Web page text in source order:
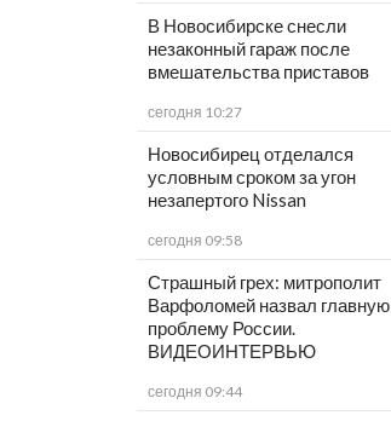
В Новосибирске снесли
незаконный гараж после
вмешательства приставов
сегодня 10:27
Новосибирец отделался
условным сроком за угон
незапертого Nissan
сегодня 09:58
Страшный грех: митрополит
Варфоломей назвал главную
проблему России.
ВИДЕОИНТЕРВЬЮ
сегодня 09:44